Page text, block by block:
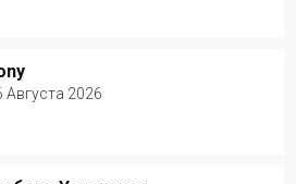
Августа 2026